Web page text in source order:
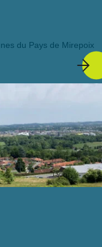
du Pays de Mirepoix